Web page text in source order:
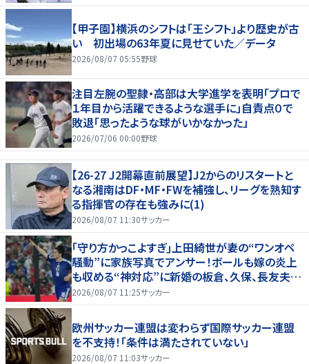
【甲子園】横浜のシフトは「王シフト」より歴史が古
い 初出場の63年夏に見せていた／データ
2026/08/07 05:55野球
注目左腕の聖隷・高部は大学進学を表明「プロで
１年目から活躍できるような選手に」自責点０で
敗退「思ったような球がいかなかった」
2026/07/06 00:00野球
【26-27 J2開幕直前展望】J2からのリスタートと
なる湘南はDF・MF・FWを補強し、リーグを熟知す
る指揮官の存在も強みに(1)
2026/08/07 11:30サッカー
｢守り方かっこよすぎ｣上田綺世が妻の“ワンオペ
騒動”に家族写真でアンサー！ボールも嫁の炎上
も収める“神対応”に新婚の板倉、久保、長友夫妻
もエール！
2026/08/07 11:25サッカー
欧州サッカー連盟は変わらず国際サッカー連盟
を不支持！「条件は満たされていない」
2026/08/07 11:03サッカー